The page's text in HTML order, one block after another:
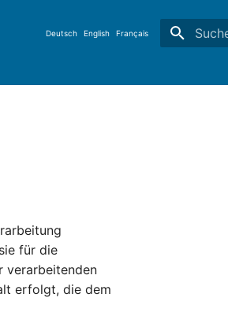
Deutsch English Français
für die
verarbeitenden
erfolgt, die dem